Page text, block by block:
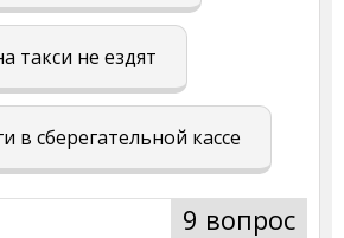
такси не ездят
в сберегательной кассе
9 вопрос